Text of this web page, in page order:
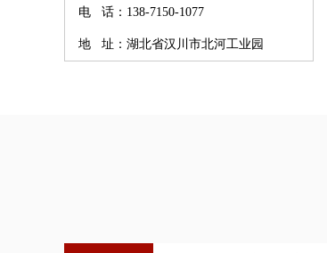
电 话：138-7150-1077
地 址：湖北省汉川市北河工业园